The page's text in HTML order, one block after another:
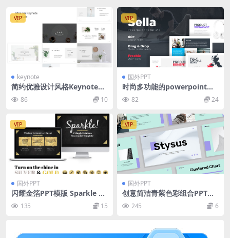
VIP
keynote
简约优雅设计风格Keynote演
示文稿模板 Minimia – Keyno
te Template
86 10
VIP
国外PPT
时尚多功能的powerpoint幻
灯片演示模版（ppt）
82 24
VIP
国外PPT
闪耀金箔PPT模版 Sparkle G
old Foil PPT Templates
135 15
VIP
国外PPT
创意简洁青紫色彩组合PPT模
板 245 6